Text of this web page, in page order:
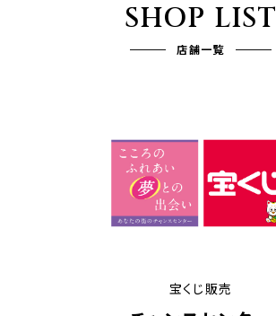
SHOP LIST
店舗一覧
宝くじ販売